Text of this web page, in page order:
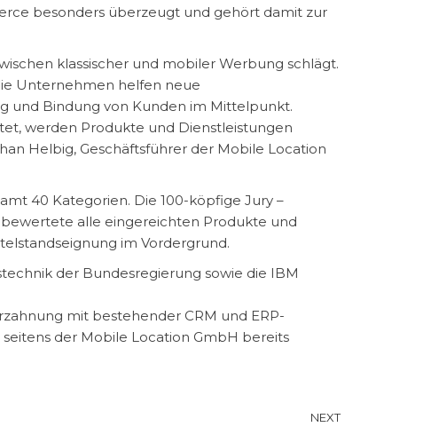
besonders überzeugt und gehört damit zur
klassischer und mobiler Werbung schlägt.
Unternehmen helfen neue
und Bindung von Kunden im Mittelpunkt.
werden Produkte und Dienstleistungen
Helbig, Geschäftsführer der Mobile Location
40 Kategorien. Die 100-köpfige Jury –
bewertete alle eingereichten Produkte und
im Vordergrund.
der Bundesregierung sowie die IBM
mit bestehender CRM und ERP-
der Mobile Location GmbH bereits
Next
NEXT